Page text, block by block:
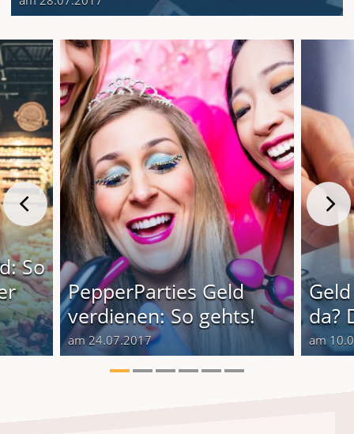
So
PepperParties Geld
verdienen: So gehts!
am 24.07.2017
da?
am